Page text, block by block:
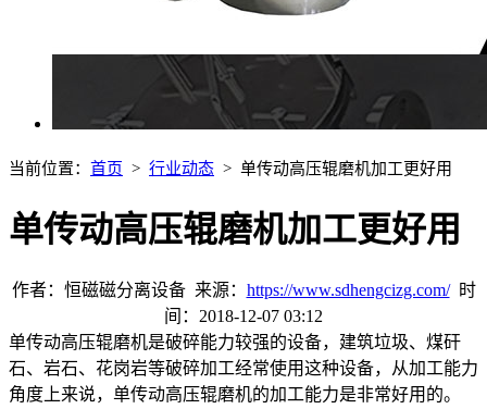
当前位置： 首页 > 行业动态 > 单传动高压辊磨机加工更好用
单传动高压辊磨机加工更好用
作者：恒磁磁分离设备 来源： https://www.sdhengcizg.com/时
间：2018-12-07 03:12
单传动高压辊磨机是破碎能力较强的设备，建筑垃圾、煤矸
石、岩石、花岗岩等破碎加工经常使用这种设备，从加工能力
角度上来说，单传动高压辊磨机的加工能力是非常好用的。